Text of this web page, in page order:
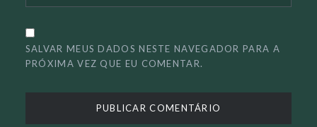
SALVAR MEUS DADOS NESTE NAVEGADOR PARA A
PRÓXIMA VEZ QUE EU COMENTAR.